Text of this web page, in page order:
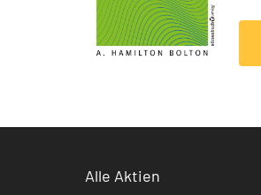
Alle Aktien